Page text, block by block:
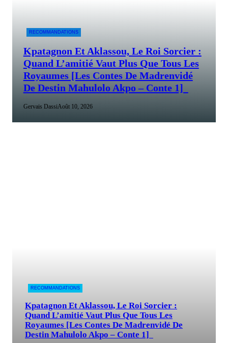
RECOMMANDATIONS
Kpatagnon Et Aklassou, Le Roi Sorcier :
Quand L’amitié Vaut Plus Que Tous Les
Royaumes [Les Contes De Madrenvidé
De Destin Mahulolo Akpo – Conte 1]
Gervais DassiAoût 10, 2026
RECOMMANDATIONS
Kpatagnon Et Aklassou, Le Roi Sorcier :
Quand L’amitié Vaut Plus Que Tous Les
Royaumes [Les Contes De Madrenvidé De
Destin Mahulolo Akpo – Conte 1]